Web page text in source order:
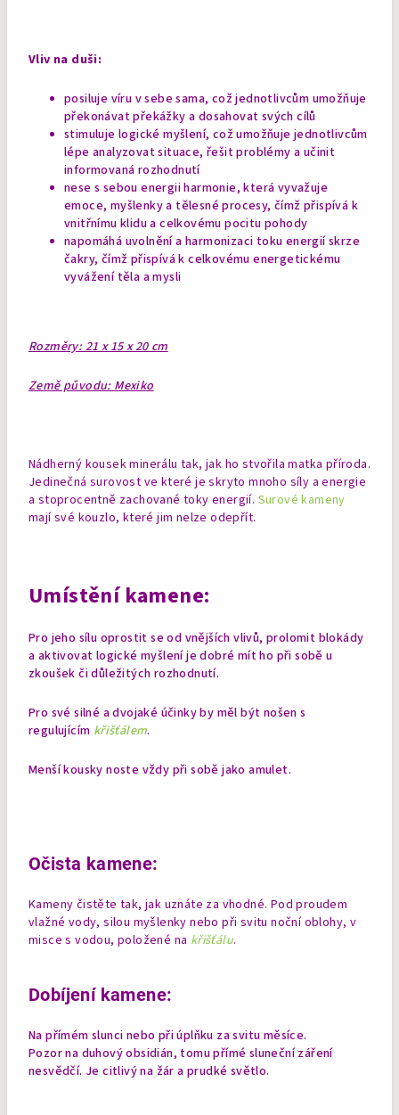
Vliv na duši:
posiluje víru v sebe sama, což jednotlivcům umožňuje
překonávat překážky a dosahovat svých cílů
stimuluje logické myšlení, což umožňuje jednotlivcům
lépe analyzovat situace, řešit problémy a učinit
informovaná rozhodnutí
nese s sebou energii harmonie, která vyvažuje
emoce, myšlenky a tělesné procesy, čímž přispívá k
vnitřnímu klidu a celkovému pocitu pohody
napomáhá uvolnění a harmonizaci toku energií skrze
čakry, čímž přispívá k celkovému energetickému
vyvážení těla a mysli
Rozměry: 21 x 15 x 20 cm
Země původu: Mexiko
Nádherný kousek minerálu tak, jak ho stvořila matka příroda.
Jedinečná surovost ve které je skryto mnoho síly a energie
a stoprocentně zachované toky energií. Surové kameny
mají své kouzlo, které jim nelze odepřít.
Umístění kamene:
Pro jeho sílu oprostit se od vnějších vlivů, prolomit blokády
a aktivovat logické myšlení je dobré mít ho při sobě u
zkoušek či důležitých rozhodnutí.
Pro své silné a dvojaké účinky by měl být nošen s
regulujícím křišťálem.
Menší kousky noste vždy při sobě jako amulet.
Očista kamene:
Kameny čistěte tak, jak uznáte za vhodné. Pod proudem
vlažné vody, silou myšlenky nebo při svitu noční oblohy, v
misce s vodou, položené na křišťálu.
Dobíjení kamene:
Na přímém slunci nebo při úplňku za svitu měsíce.
Pozor na duhový obsidián, tomu přímé sluneční záření
nesvědčí. Je citlivý na žár a prudké světlo.